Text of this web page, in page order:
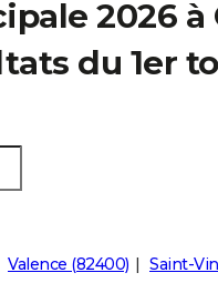
2026
du 1er
Valence (82400) Saint-